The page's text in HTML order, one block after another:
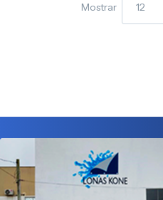
Mostrar